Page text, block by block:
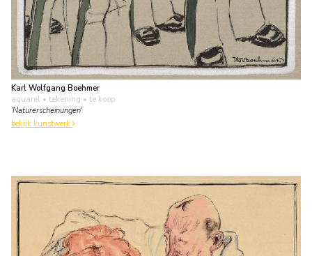
Karl Wolfgang Boehmer
aquarel • tekening • te koop
'Naturerscheinungen'
bekijk kunstwerk